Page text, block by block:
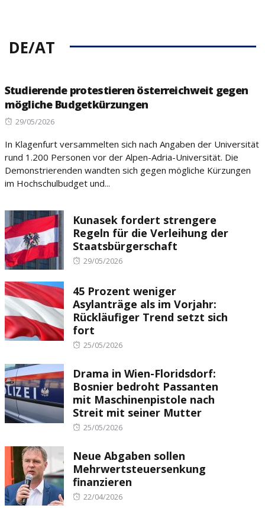
DE/AT
Studierende protestieren österreichweit gegen
mögliche Budgetkürzungen
Posted
29/05/2026
In Klagenfurt versammelten sich nach Angaben der Universität
rund 1.200 Personen vor der Alpen-Adria-Universität. Die
Demonstrierenden wandten sich gegen mögliche Kürzungen
im Hochschulbudget und...
Kunasek fordert strengere
Regeln für die Verleihung der
Staatsbürgerschaft
Posted
29/05/2026
45 Prozent weniger
Asylanträge als im Vorjahr:
Rückläufiger Trend setzt sich
fort
Posted
25/05/2026
Drama in Wien-Floridsdorf:
Bosnier bedroht Passanten
mit Maschinenpistole nach
Streit mit seiner Mutter
Posted
25/05/2026
Neue Abgaben sollen
Mehrwertsteuersenkung
finanzieren
Posted
22/04/2026